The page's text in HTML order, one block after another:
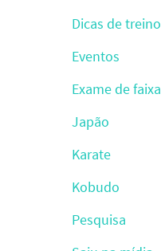
Dicas de treino
Eventos
Exame de faixa
Japão
Karate
Kobudo
Pesquisa